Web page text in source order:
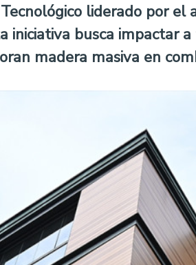
liderado por el
iniciativa busca
madera masiva en